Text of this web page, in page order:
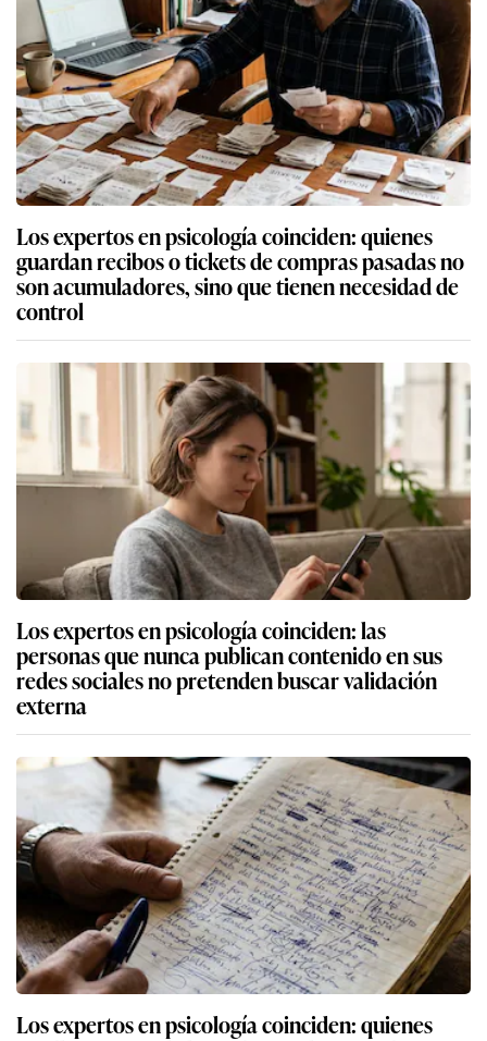
Los expertos en psicología coinciden: quienes
guardan recibos o tickets de compras pasadas no
son acumuladores, sino que tienen necesidad de
control
Los expertos en psicología coinciden: las
personas que nunca publican contenido en sus
redes sociales no pretenden buscar validación
externa
Los expertos en psicología coinciden: quienes